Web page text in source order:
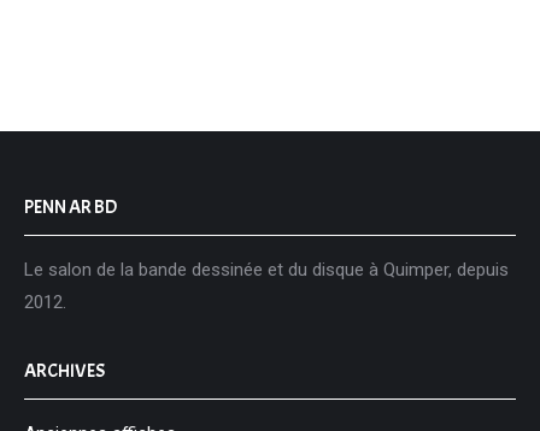
PENN AR BD
Le salon de la bande dessinée et du disque à Quimper, depuis
2012.
ARCHIVES